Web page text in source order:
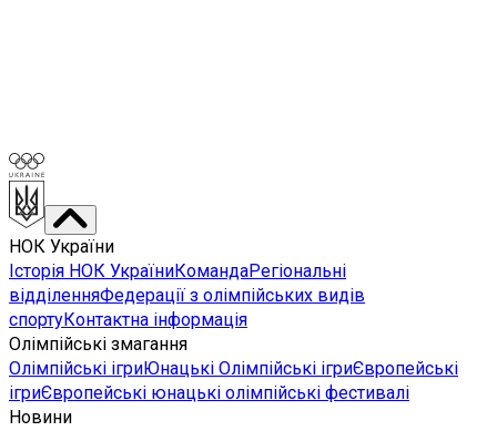
НОК України
Історія НОК УкраїниКомандаРегіональні
відділенняФедерації з олімпійських видів
спортуКонтактна інформація
Олімпійські змагання
Олімпійські ігриЮнацькі Олімпійські ігриЄвропейські
ігриЄвропейські юнацькі олімпійські фестивалі
Новини